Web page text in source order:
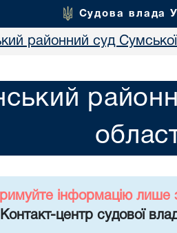
Судова влада
районний суд Сумської
інформацію лише
центр судової